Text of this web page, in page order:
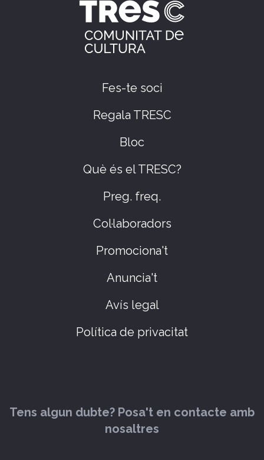
Fes-te soci
Regala TRESC
Bloc
Què és el TRESC?
Preg. freq.
Col·laboradors
Promociona't
Anuncia't
Avís legal
Política de privacitat
Tens algun dubte? Posa't en contacte amb
nosaltres